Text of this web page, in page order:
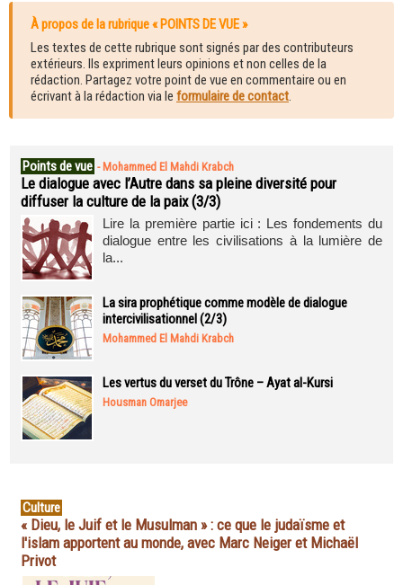
À propos de la rubrique « POINTS DE VUE »
Les textes de cette rubrique sont signés par des contributeurs
extérieurs. Ils expriment leurs opinions et non celles de la
rédaction. Partagez votre point de vue en commentaire ou en
écrivant à la rédaction via le formulaire de contact.
Points de vue - Mohammed El Mahdi Krabch
Le dialogue avec l’Autre dans sa pleine diversité pour
diffuser la culture de la paix (3/3)
Lire la première partie ici : Les fondements du
dialogue entre les civilisations à la lumière de
la...
La sira prophétique comme modèle de dialogue
intercivilisationnel (2/3)
Mohammed El Mahdi Krabch
Les vertus du verset du Trône – Ayat al-Kursi
Housman Omarjee
Culture
« Dieu, le Juif et le Musulman » : ce que le judaïsme et
l'islam apportent au monde, avec Marc Neiger et Michaël
Privot